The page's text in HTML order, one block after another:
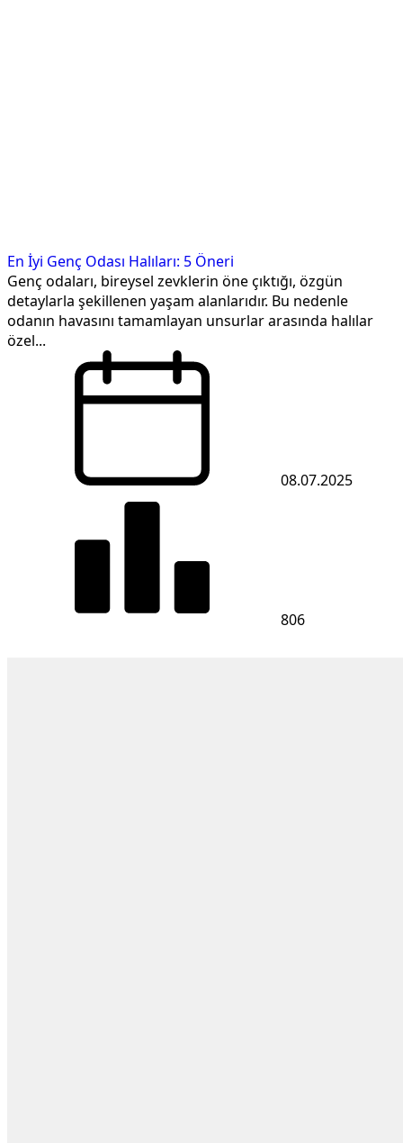
En İyi Genç Odası Halıları: 5 Öneri
Genç odaları, bireysel zevklerin öne çıktığı, özgün
detaylarla şekillenen yaşam alanlarıdır. Bu nedenle
odanın havasını tamamlayan unsurlar arasında halılar
özel...
08.07.2025
806